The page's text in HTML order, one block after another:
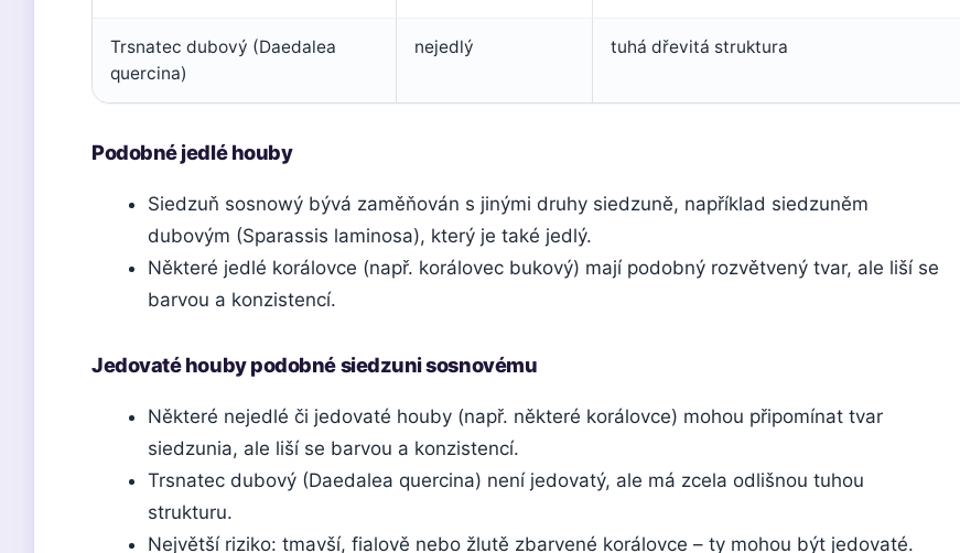
Trsnatec dubový (Daedalea
quercina)
nejedlý tuhá dřevitá struktura
Podobné jedlé houby
Siedzuň sosnowý bývá zaměňován s jinými druhy siedzuně, například siedzuněm
dubovým (Sparassis laminosa), který je také jedlý.
Některé jedlé korálovce (např. korálovec bukový) mají podobný rozvětvený tvar, ale liší se
barvou a konzistencí.
Jedovaté houby podobné siedzuni sosnovému
Některé nejedlé či jedovaté houby (např. některé korálovce) mohou připomínat tvar
siedzunia, ale liší se barvou a konzistencí.
Trsnatec dubový (Daedalea quercina) není jedovatý, ale má zcela odlišnou tuhou
strukturu.
Největší riziko: tmavší, fialově nebo žlutě zbarvené korálovce – ty mohou být jedovaté.